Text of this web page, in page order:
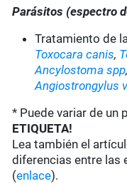
Parásitos (espectro
Tratamiento de
Toxocara canis,
Ancylostoma spp,
Angiostrongylus
* Puede variar de un
ETIQUETA!
Lea también el
diferencias entre las
(enlace).